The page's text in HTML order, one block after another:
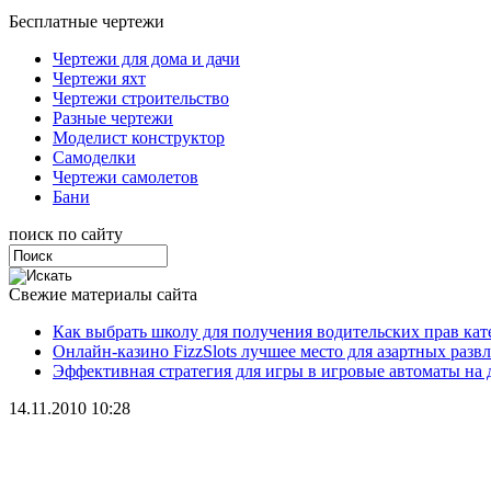
Бесплатные чертежи
Чертежи для дома и дачи
Чертежи яхт
Чертежи строительство
Разные чертежи
Моделист конструктор
Самоделки
Чертежи самолетов
Бани
поиск по сайту
Свежие материалы сайта
Как выбрать школу для получения водительских прав
Онлайн-казино FizzSlots лучшее место для азартных
Эффективная стратегия для игры в игровые автоматы на
14.11.2010 10:28